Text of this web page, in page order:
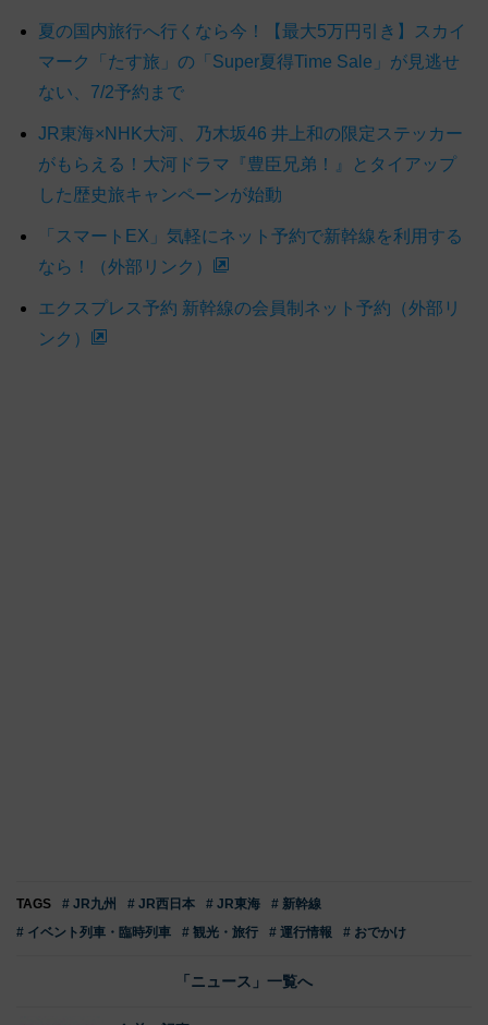
夏の国内旅行へ行くなら今！【最大5万円引き】スカイ
マーク「たす旅」の「Super夏得Time Sale」が見逃せ
ない、7/2予約まで
JR東海×NHK大河、乃木坂46 井上和の限定ステッカー
がもらえる！大河ドラマ『豊臣兄弟！』とタイアップ
した歴史旅キャンペーンが始動
「スマートEX」気軽にネット予約で新幹線を利用する
なら！（外部リンク）
エクスプレス予約 新幹線の会員制ネット予約（外部リ
ンク）
TAGS # JR九州 # JR西日本 # JR東海
# 新幹線
# イベント列車・臨時列車
# 観光・旅行 # 運行情報 # おでかけ
「ニュース」一覧へ